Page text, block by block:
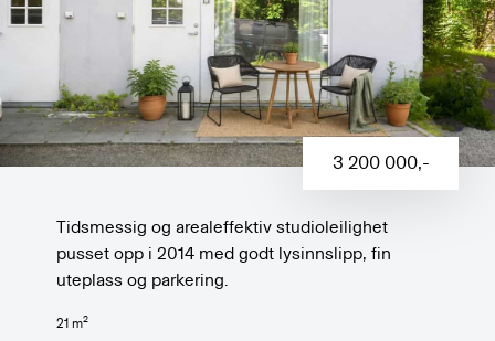
3 200 000,-
Tidsmessig og arealeffektiv studioleilighet
pusset opp i 2014 med godt lysinnslipp, fin
uteplass og parkering.
21 m2